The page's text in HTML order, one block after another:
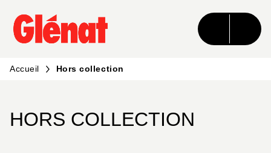
MENU RECHERCHE CONTENU
PIED DE PAGE
Accueil Hors collection
HORS COLLECTION